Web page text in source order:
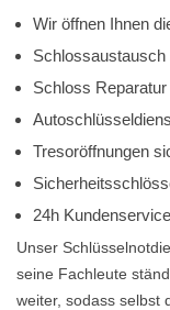
Wir öffnen Ihnen
Schloss Reparatur
Tresoröffnungen
24h
Unser
seine Fachleute
weiter, sodass selbst